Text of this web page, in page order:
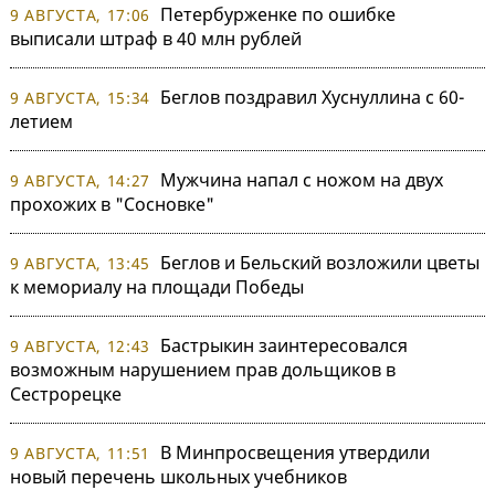
9 АВГУСТА, 17:06
Петербурженке по ошибке
выписали штраф в 40 млн рублей
9 АВГУСТА, 15:34 Беглов поздравил Хуснуллина с 60-
летием
9 АВГУСТА, 14:27
Мужчина напал с ножом на двух
прохожих в "Сосновке"
9 АВГУСТА, 13:45
Беглов и Бельский возложили цветы
к мемориалу на площади Победы
9 АВГУСТА, 12:43
Бастрыкин заинтересовался
возможным нарушением прав дольщиков в
Сестрорецке
9 АВГУСТА, 11:51
В Минпросвещения утвердили
новый перечень школьных учебников